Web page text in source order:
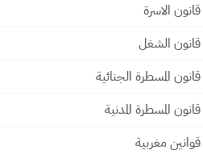
قانون الاسرة
قانون الشغل
قانون المسطرة الجنائية
قانون المسطرة المدنية
قوانين مغربية